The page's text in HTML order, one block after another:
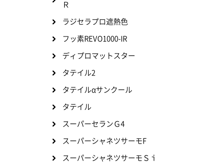
Ｒ
ラジセラプロ遮熱色
フッ素REVO1000-IR
ディプロマットスター
タテイル2
タテイルαサンクール
タテイル
スーパーセランＧ4
スーパーシャネツサーモF
スーパーシャネツサーモＳｉ